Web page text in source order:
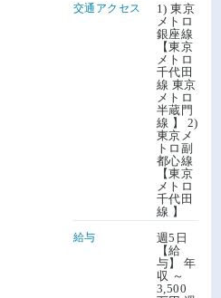
交通アクセス
1) 東京
メトロ
銀座線
【東京
メトロ
千代田
線 東京
メトロ
半蔵門
線 】 2)
東京メ
トロ副
都心線
【東京
メトロ
千代田
線 】
給与
週5日
【給
与】 年
収 ～
3,500